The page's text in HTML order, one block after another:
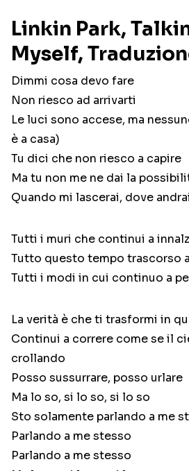
Linkin Park,
Myself,
Dimmi cosa devo fare
Non riesco ad arrivarti
Le luci sono accese, ma
è a casa)
Tu dici che non riesco a capire
Ma tu non me ne dai la
Quando mi lascerai, dove
Tutti i muri che continui a
Tutto questo tempo trascorso
Tutti i modi in cui continuo a
La verità è che ti trasformi in
Continui a correre come se il
crollando
Posso sussurrare, posso urlare
Ma lo so, si lo so, si lo so
Sto solamente parlando a me
Parlando a me stesso
Parlando a me stesso